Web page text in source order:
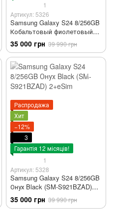
1
Артикул: 5326
Samsung Galaxy S24 8/256GB
Кобальтовый фиолетовый
(SM-S921BZAD) 2+eSim
35 000 грн 39 990 грн
Распродажа
Хит
−12%
3
Гарантія 12 місяців!
1
Артикул: 5328
Samsung Galaxy S24 8/256GB
Онух Black (SM-S921BZAD)
2+eSim
35 000 грн 39 990 грн